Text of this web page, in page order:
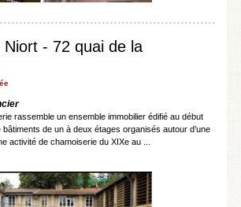
Niort - 72 quai de la
rassemble un ensemble immobilier édifié au début
de un à deux étages organisés autour d’une
activité de chamoiserie du XIXe au ...